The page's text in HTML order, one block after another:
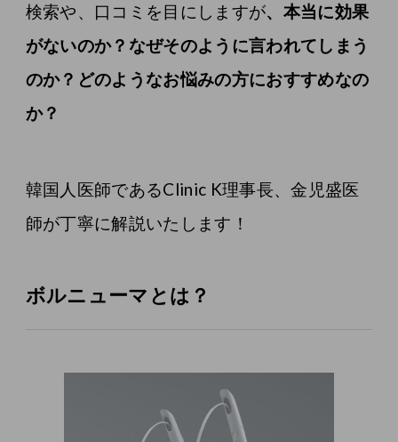
検索や、口コミを目にしますが、本当に効果
がないのか？なぜそのように言われてしまう
のか？どのようなお悩みの方におすすめなの
か？
韓国人医師であるClinic K理事長、金児盛医
師が丁寧に解説いたします！
ボルニューマとは？